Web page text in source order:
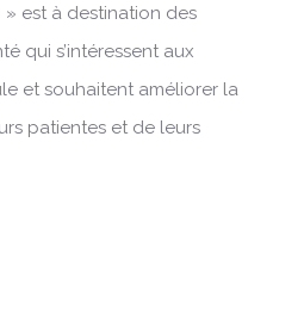
est à destination des
qui s’intéressent aux
et souhaitent améliorer la
patientes et de leurs